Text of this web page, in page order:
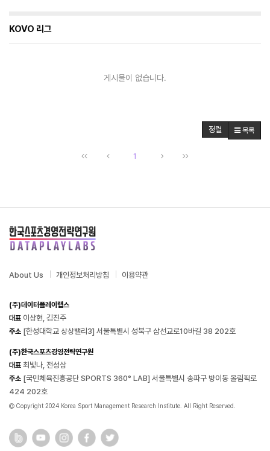
KOVO 리그
게시물이 없습니다.
정렬 목록
1
About Us 개인정보처리방침 이용약관
(주)데이터플레이랩스
대표 이상현, 김진주
주소 [한성대학교 상상밸리3] 서울특별시 성북구 삼선교로10바길 38 202호
(주)한국스포츠경영전략연구원
대표 최빛나, 전성삼
주소 [국민체육진흥공단 SPORTS 360° LAB] 서울특별시 송파구 방이동 올림픽로
424 202호
Copyright 2024 Korea Sport Management Research Institute. All Right Reserved.